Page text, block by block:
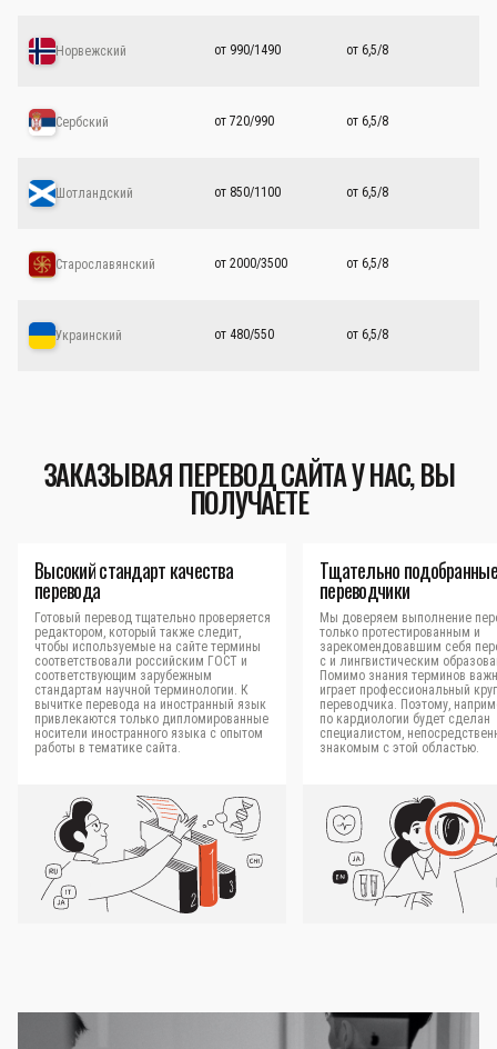
Норвежский от 990/1490 от 6,5/8
Сербский от 720/990 от 6,5/8
Шотландский от 850/1100 от 6,5/8
Старославянский от 2000/3500 от 6,5/8
Украинский от 480/550 от 6,5/8
ЗАКАЗЫВАЯ ПЕРЕВОД САЙТА У НАС, ВЫ
ПОЛУЧАЕТЕ
Высокий стандарт качества
перевода
Готовый перевод тщательно проверяется
редактором, который также следит,
чтобы используемые на сайте термины
соответствовали российским ГОСТ и
соответствующим зарубежным
стандартам научной терминологии. К
вычитке перевода на иностранный язык
привлекаются только дипломированные
носители иностранного языка с опытом
работы в тематике сайта.
Тщательно подобранные
переводчики
Мы доверяем выполнение
только протестированным и
зарекомендовавшим себя
с и лингвистическим
Помимо знания терминов
играет профессиональный
переводчика. Поэтому,
по кардиологии будет сделан
специалистом,
знакомым с этой областью.